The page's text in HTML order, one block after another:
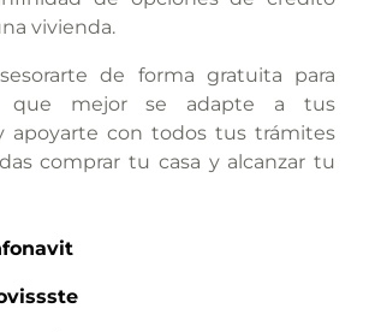
vivienda.
de forma gratuita para
que mejor se adapte a tus
apoyarte con todos tus trámites
comprar tu casa y alcanzar tu